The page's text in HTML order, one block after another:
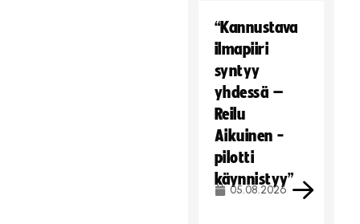
“Kannustava
ilmapiiri
syntyy
yhdessä –
Reilu
Aikuinen -
pilotti
käynnistyy”
05.08.2026